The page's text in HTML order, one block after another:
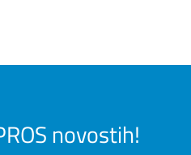
novostih!